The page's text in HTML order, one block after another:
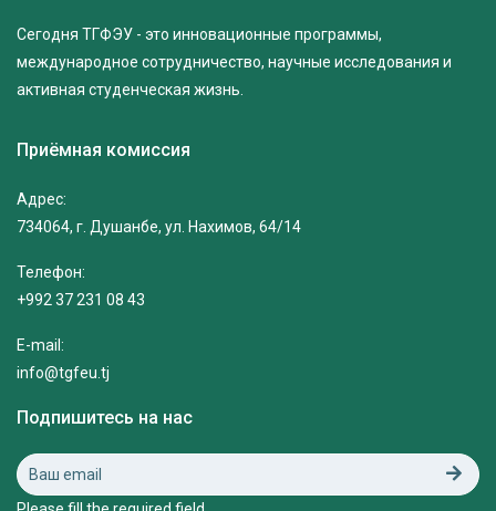
Сегодня ТГФЭУ - это инновационные программы,
международное сотрудничество, научные исследования и
активная студенческая жизнь.
Приёмная комиссия
Адрес:
734064, г. Душанбе, ул. Нахимов, 64/14
Телефон:
+992 37 231 08 43
E-mail:
info@tgfeu.tj
Подпишитесь на нас